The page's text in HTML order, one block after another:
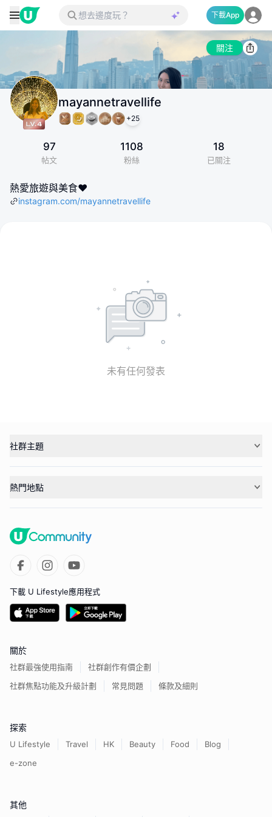
下載App
關注
mayannetravellife
+25
97
帖文
1108
粉絲
18
已關注
熱愛旅遊與美食❤️
instagram.com/mayannetravellife
未有任何發表
社群主題
熱門地點
下載 U Lifestyle應用程式
關於
社群最強使用指南
社群創作有價企劃
社群焦點功能及升級計劃
常見問題 條款及細則
探索
U Lifestyle Travel HK Beauty Food
Blog
e-zone
其他